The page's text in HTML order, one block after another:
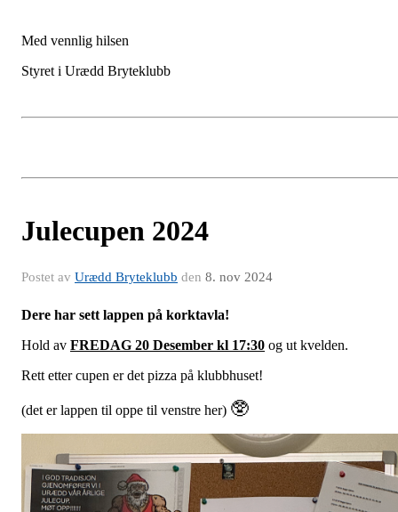
Med vennlig hilsen
Styret i Urædd Bryteklubb
Julecupen 2024
Postet av Urædd Bryteklubb den 8. nov 2024
Dere har sett lappen på korktavla!
Hold av FREDAG 20 Desember kl 17:30 og ut kvelden.
Rett etter cupen er det pizza på klubbhuset!
(det er lappen til oppe til venstre her) 🥸